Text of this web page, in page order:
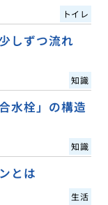
トイレ
しずつ流れ
知識
水栓」の構造
知識
とは
生活